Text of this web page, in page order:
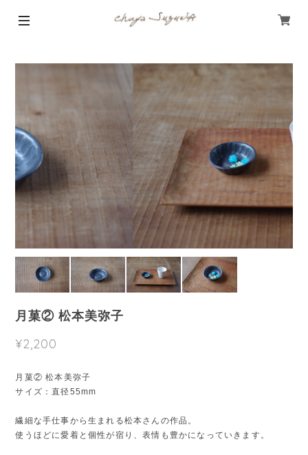
月菓② 松本美弥子
¥2,200
月菓② 松本美弥子
サイズ：直径55mm
繊細な手仕事から生まれる松本さんの作品。
使うほどに愛着と個性が宿り、表情も豊かになっていきます。